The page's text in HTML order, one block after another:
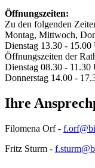
Öffnungszeiten:
Zu den folgenden
Montag, Mittwoch,
Dienstag 13.30 - 15.00
Öffnungszeiten der
Dienstag 08.30 - 11.30
Donnerstag 14.00 -
Ihre
Filomena Orf -
Fritz Sturm -